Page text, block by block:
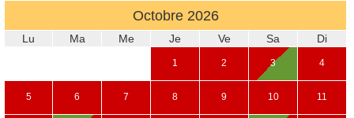
Octobre 2026
Lu Ma Me Je Ve Sa Di
1 2 3 4
5 6 7 8 9 10 11